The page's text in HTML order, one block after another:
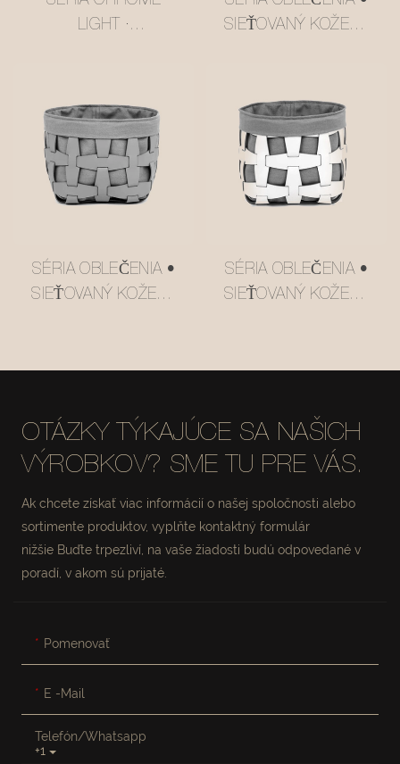
LIGHT ·
MASLOVO ŽLTÁ
#MSR2408016
SIEŤOVANÝ KOŽENÝ
SÉRIA OBLEČENIA •
SIEŤOVANÝ KOŽENÝ
SÉRIA OBLEČENIA •
SIEŤOVANÝ KOŽENÝ
OTÁZKY TÝKAJÚCE SA NAŠICH
VÝROBKOV? SME TU PRE VÁS.
Ak chcete získať viac informácií o našej spoločnosti alebo
sortimente produktov, vyplňte kontaktný formulár
nižšie Buďte trpezliví, na vaše žiadosti budú odpovedané v
poradí, v akom sú prijaté.
Pomenovať
E -mail
+1
Telefón/whatsapp